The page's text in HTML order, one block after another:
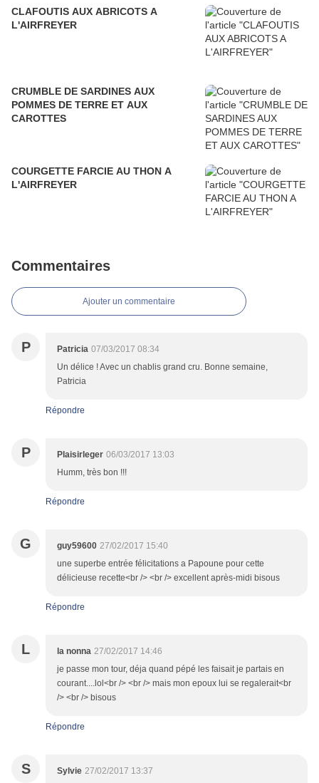
CLAFOUTIS AUX ABRICOTS A
L'AIRFREYER
CRUMBLE DE SARDINES AUX
POMMES DE TERRE ET AUX
CAROTTES
COURGETTE FARCIE AU THON A
L'AIRFREYER
Commentaires
Ajouter un commentaire
P Patricia 07/03/2017 08:34
Un délice ! Avec un chablis grand cru. Bonne semaine,
Patricia
Répondre
P Plaisirleger 06/03/2017 13:03
Humm, très bon !!!
Répondre
G guy59600 27/02/2017 15:40
une superbe entrée félicitations a Papoune pour cette
délicieuse recette<br /> <br /> excellent après-midi bisous
Répondre
L la nonna 27/02/2017 14:46
je passe mon tour, déja quand pépé les faisait je partais en
courant....lol<br /> <br /> mais mon epoux lui se regalerait<br
/> <br /> bisous
Répondre
S Sylvie 27/02/2017 13:37